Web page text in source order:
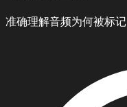
准确理解音频为何被标记